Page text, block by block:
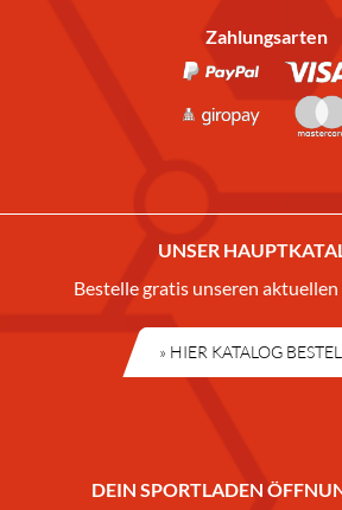
Zahlungsarten
UNSER
Bestelle gratis unseren
» HIER KATALOG
DEIN SPORTLADEN